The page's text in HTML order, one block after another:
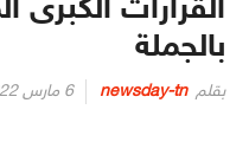
القرارات الكبرى
بالجملة
بقلم newsday-tn
Posted
6 مارس 2022